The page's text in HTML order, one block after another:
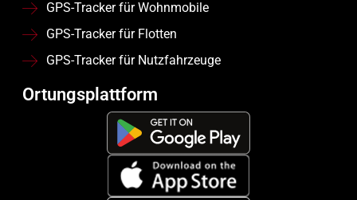
GPS-Tracker für Wohnmobile
GPS-Tracker für Flotten
GPS-Tracker für Nutzfahrzeuge
Ortungsplattform